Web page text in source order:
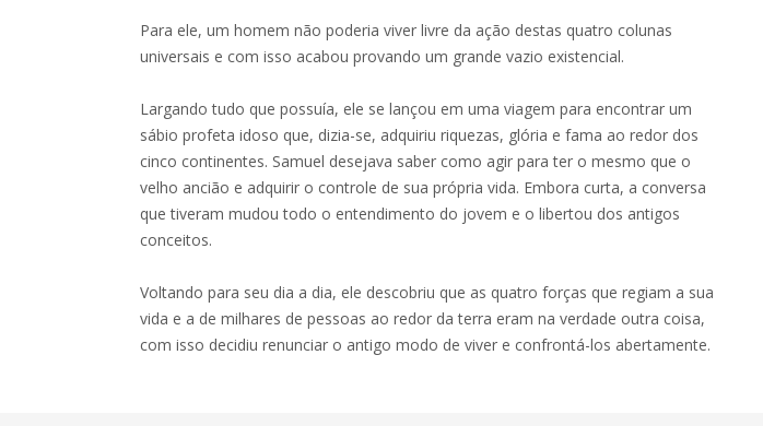
Para ele, um homem não poderia viver livre da ação destas quatro colunas
universais e com isso acabou provando um grande vazio existencial.
Largando tudo que possuía, ele se lançou em uma viagem para encontrar um
sábio profeta idoso que, dizia-se, adquiriu riquezas, glória e fama ao redor dos
cinco continentes. Samuel desejava saber como agir para ter o mesmo que o
velho ancião e adquirir o controle de sua própria vida. Embora curta, a conversa
que tiveram mudou todo o entendimento do jovem e o libertou dos antigos
conceitos.
Voltando para seu dia a dia, ele descobriu que as quatro forças que regiam a sua
vida e a de milhares de pessoas ao redor da terra eram na verdade outra coisa,
com isso decidiu renunciar o antigo modo de viver e confrontá-los abertamente.